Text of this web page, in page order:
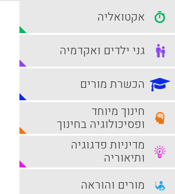
אקטואליה
גני ילדים ואקדמיה
הכשרת מורים
חינוך מיוחד
ופסיכולוגיה בחינוך
מדיניות פדגוגיה
ותיאוריה
מורים והוראה